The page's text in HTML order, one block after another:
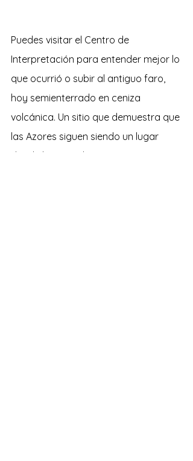
Puedes visitar el Centro de
Interpretación para entender mejor lo
que ocurrió o subir al antiguo faro,
hoy semienterrado en ceniza
volcánica. Un sitio que demuestra que
las Azores siguen siendo un lugar
donde la naturaleza está viva y en